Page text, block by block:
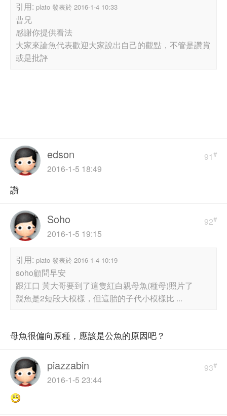
引用: plato 發表於 2016-1-4 10:33
曹兄
感謝你提供看法
大家來論魚代表歡迎大家說出自己的觀點，不管是讚賞
或是批評
91#
edson
2016-1-5 18:49
讚
92#
Soho
2016-1-5 19:15
引用: plato 發表於 2016-1-4 10:19
soho顧問早安
跟江口 黃大哥要到了這隻紅白親母魚(種母)照片了
親魚是2短段大模樣，但這胎的子代小模樣比 ...
母魚很偏向原種，應該是公魚的原因吧？
93#
piazzabin
2016-1-5 23:44